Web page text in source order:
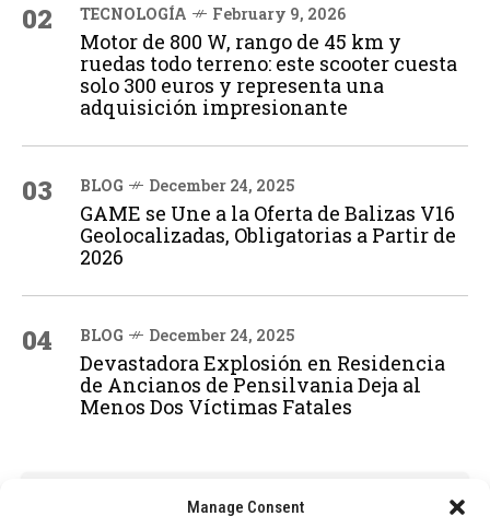
Manage Consent
02 TECNOLOGÍA February 9, 2026
Motor de 800 W, rango de 45 km y
ruedas todo terreno: este scooter cuesta
solo 300 euros y representa una
adquisición impresionante
03 BLOG December 24, 2025
GAME se Une a la Oferta de Balizas V16
Geolocalizadas, Obligatorias a Partir de
2026
04 BLOG December 24, 2025
Devastadora Explosión en Residencia
de Ancianos de Pensilvania Deja al
Menos Dos Víctimas Fatales